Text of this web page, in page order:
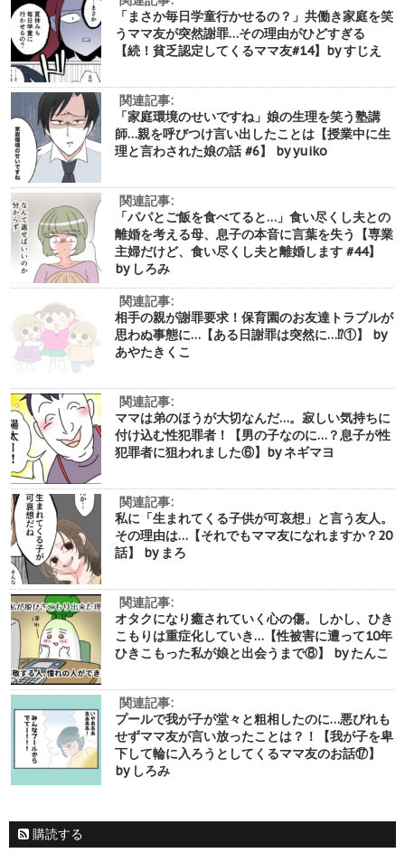
「まさか毎日学童行かせるの？」共働き家庭を笑
うママ友が突然謝罪…その理由がひどすぎる
【続！貧乏認定してくるママ友#14】by すじえ
関連記事:
「家庭環境のせいですね」娘の生理を笑う塾講
師…親を呼びつけ言い出したことは【授業中に生
理と言わされた娘の話 #6】 by yuiko
関連記事:
「パパとご飯を食べてると…」食い尽くし夫との
離婚を考える母、息子の本音に言葉を失う【専業
主婦だけど、食い尽くし夫と離婚します #44】
by しろみ
関連記事:
相手の親が謝罪要求！保育園のお友達トラブルが
思わぬ事態に…【ある日謝罪は突然に…⁉︎①】 by
あやたきくこ
関連記事:
ママは弟のほうが大切なんだ…。寂しい気持ちに
付け込む性犯罪者！【男の子なのに…？息子が性
犯罪者に狙われました⑥】by ネギマヨ
関連記事:
私に「生まれてくる子供が可哀想」と言う友人。
その理由は…【それでもママ友になれますか？20
話】 by まろ
関連記事:
オタクになり癒されていく心の傷。しかし、ひき
こもりは重症化していき…【性被害に遭って10年
ひきこもった私が娘と出会うまで⑧】 by たんこ
関連記事:
プールで我が子が堂々と粗相したのに…悪びれも
せずママ友が言い放ったことは？！【我が子を卑
下して輪に入ろうとしてくるママ友のお話⑰】
by しろみ
購読する